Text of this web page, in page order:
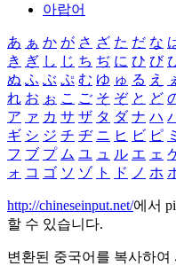
아랍어
あ ぁ か が さ ざ た だ な
き ぎ し じ ち ぢ に ひ び
ぬ ふ ぶ ぷ む ゆ ゅ る え ぇ
れ お ぉ こ ご そ ぞ と ど
ア ァ カ サ ザ タ ダ ナ ハ
ギ シ ジ チ ヂ ニ ヒ ビ ピ ミ
フ ブ プ ム ユ ュ ル エ ェ
ォ コ ゴ ソ ゾ ト ド ノ ホ
http://chineseinput.net/에서
할 수 있습니다.
변환된 중국어를 복사하여